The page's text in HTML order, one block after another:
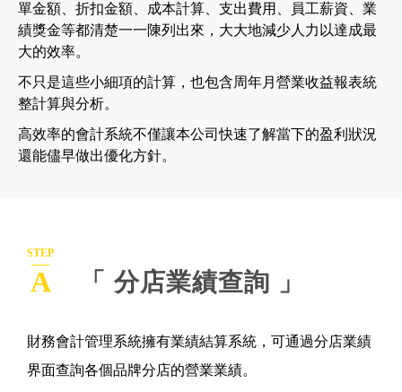
單金額、折扣金額、成本計算、支出費用、員工薪資、業
績獎金等都清楚一一陳列出來，大大地減少人力以達成最
大的效率。
不只是這些小細項的計算，也包含周年月營業收益報表統
整計算與分析。
高效率的會計系統不僅讓本公司快速了解當下的盈利狀況
還能儘早做出優化方針。
STEP
A 「 分店業績查詢 」
財務會計管理系統擁有業績結算系統，可通過分店業績
界面查詢各個品牌分店的營業業績。